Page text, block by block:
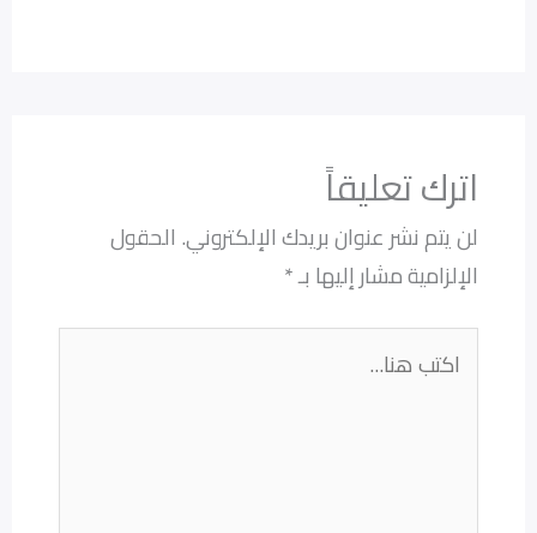
اترك تعليقاً
لن يتم نشر عنوان بريدك الإلكتروني. الحقول
الإلزامية مشار إليها بـ*
هنا...